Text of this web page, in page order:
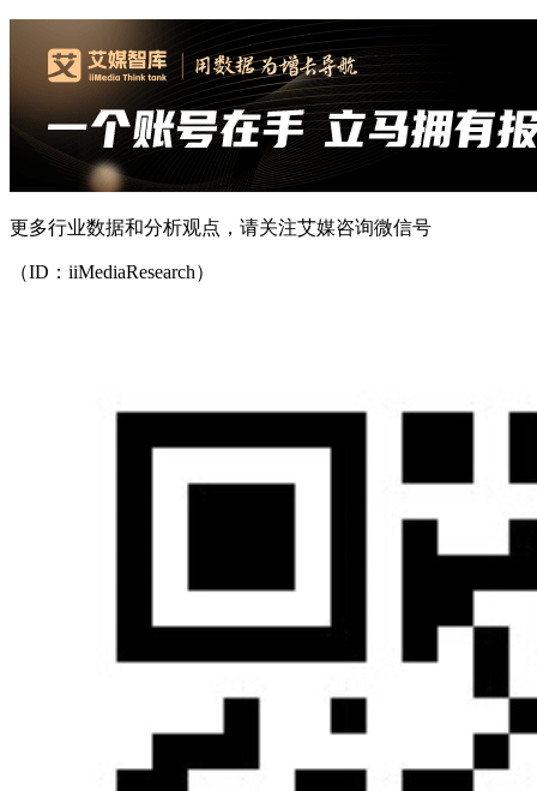
更多行业数据和分析观点，请关注艾媒咨询微信号
（ID：iiMediaResearch）